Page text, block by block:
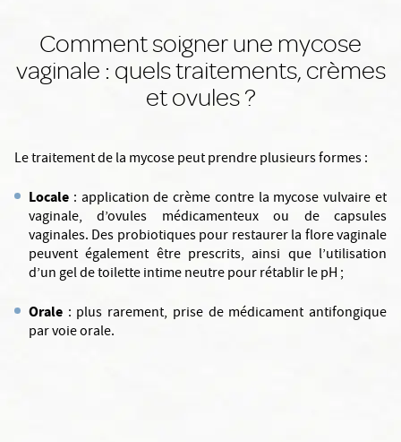
Comment soigner une mycose
vaginale : quels traitements, crèmes
et ovules ?
Le traitement de la mycose peut prendre plusieurs formes :
Locale : application de crème contre la mycose vulvaire et
vaginale, d’ovules médicamenteux ou de capsules
vaginales. Des probiotiques pour restaurer la flore vaginale
peuvent également être prescrits, ainsi que l’utilisation
d’un gel de toilette intime neutre pour rétablir le pH ;
Orale : plus rarement, prise de médicament antifongique
par voie orale.